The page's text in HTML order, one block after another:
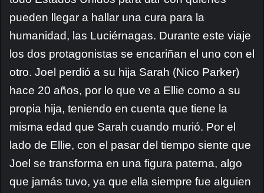
pueden llegar a hallar una cura para la
humanidad, las Luciérnagas. Durante este viaje
los dos protagonistas se encariñan el uno con el
otro. Joel perdió a su hija Sarah (Nico Parker)
hace 20 años, por lo que ve a Ellie como a su
propia hija, teniendo en cuenta que tiene la
misma edad que Sarah cuando murió. Por el
lado de Ellie, con el pasar del tiempo siente que
Joel se transforma en una figura paterna, algo
que jamás tuvo, ya que ella siempre fue alguien